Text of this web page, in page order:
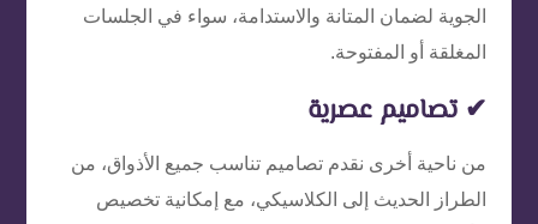
الجوية لضمان المتانة والاستدامة، سواء في الجلسات
المغلقة أو المفتوحة.
✔ تصاميم عصرية
من ناحية أخرى نقدم تصاميم تناسب جميع الأذواق، من
الطراز الحديث إلى الكلاسيكي، مع إمكانية تخصيص